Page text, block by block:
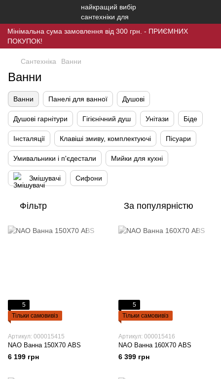
Мінімальна сума замовлення від 300 грн. - ПРИЄМНИХ
ПОКУПОК!
Сантехніка Ванни
Ванни
Ванни Панелі для ванної Душові
Душові гарнітури Гігієнічний душ Унітази Біде
Інсталяції Клавіші змиву, комплектуючі Пісуари
Умивальники і п'єдестали Мийки для кухні
Змішувачі Сифони
Фільтр За популярністю
5
Тільки самовивіз
Артикул: 000015415
NAO Ванна 150Х70 ABS
6 199 грн
5
Тільки самовивіз
Артикул: 000015416
NAO Ванна 160Х70 ABS
6 399 грн